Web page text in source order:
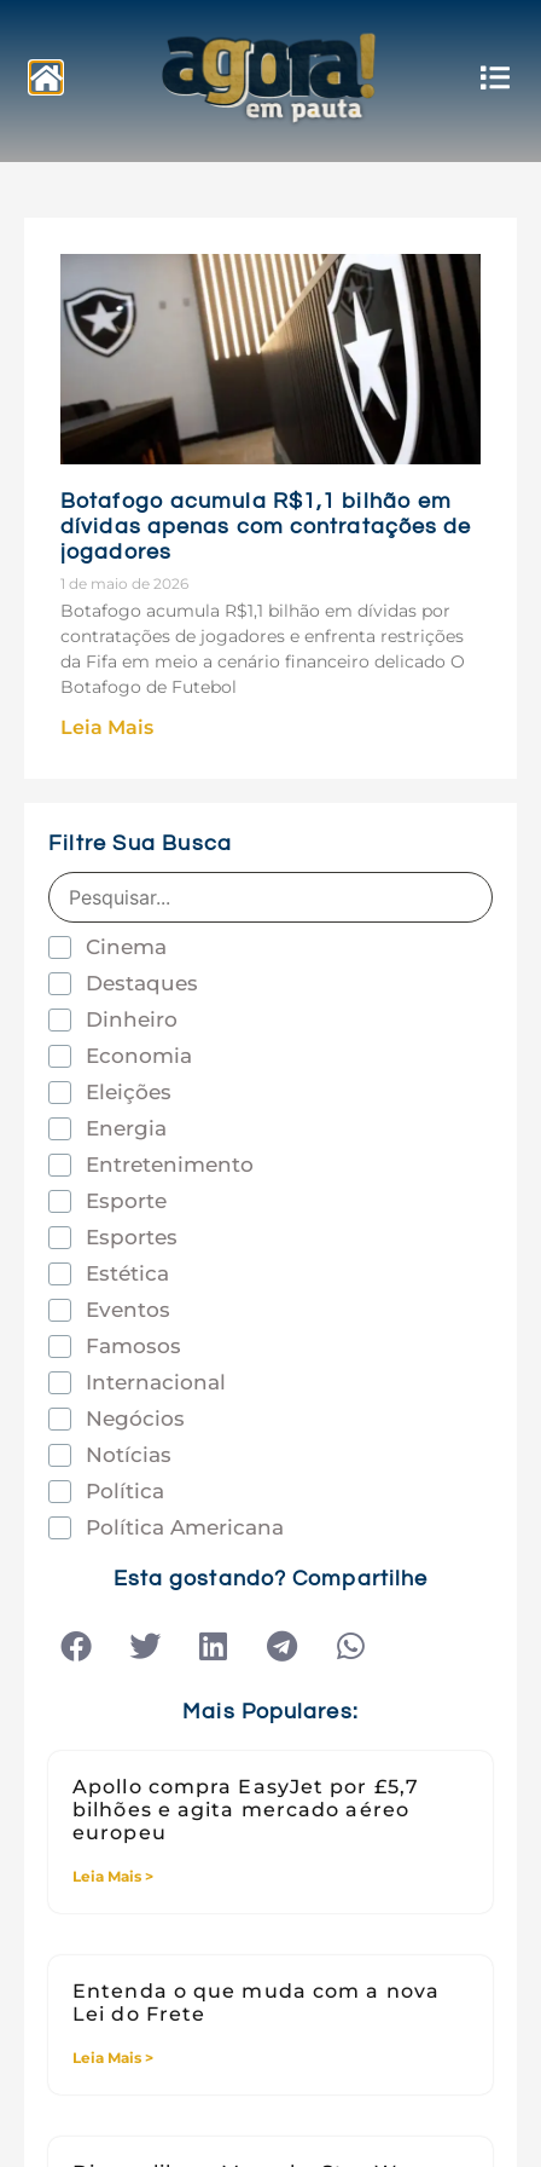
Notícias
Botafogo acumula R$1,1 bilhão em
dívidas apenas com contratações de
jogadores
1 de maio de 2026
Botafogo acumula R$1,1 bilhão em dívidas por
contratações de jogadores e enfrenta restrições
da Fifa em meio a cenário financeiro delicado O
Botafogo de Futebol
Leia Mais
Filtre Sua Busca
Cinema
Destaques
Dinheiro
Economia
Eleições
Energia
Entretenimento
Esporte
Esportes
Estética
Eventos
Famosos
Internacional
Negócios
Notícias
Política
Política Americana
Tecnologia
Esta gostando? Compartilhe
Mais Populares:
Apollo compra EasyJet por £5,7
bilhões e agita mercado aéreo
europeu
Leia Mais >
Entenda o que muda com a nova
Lei do Frete
Leia Mais >